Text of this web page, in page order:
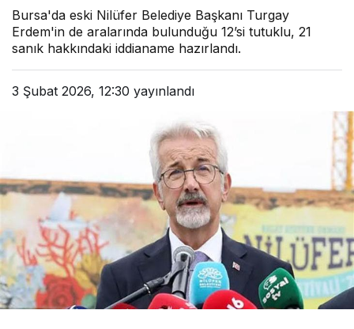
Bursa'da eski Nilüfer Belediye Başkanı Turgay
Erdem'in de aralarında bulunduğu 12’si tutuklu, 21
sanık hakkındaki iddianame hazırlandı.
3 Şubat 2026, 12:30 yayınlandı